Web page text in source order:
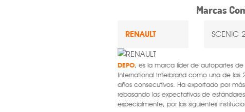
Marcas
RENAULT SCENIC
DEPO, es la marca líder de autopartes
International Interbrand como una de las
años consecutivos. Ha exportado por
rebasando las expectativas de
especialmente, por las siguientes